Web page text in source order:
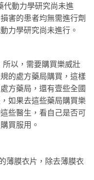
代動力學研究尚未進
害的患者均無需進行劑
力學研究尚未進行。
以，需要購買樂威壯
的處方藥局購買，這樣
方藥局，還有壹些全國
如果去這些藥局購買樂
些醫生，看自己是否可
買服用。
薄膜衣片，除去薄膜衣